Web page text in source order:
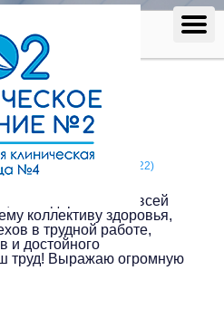
/ Москва / (20.06.2022)
благодарю Вас от всей
коллективу здоровья,
в трудной работе,
и достойного
труд! Выражаю огромную